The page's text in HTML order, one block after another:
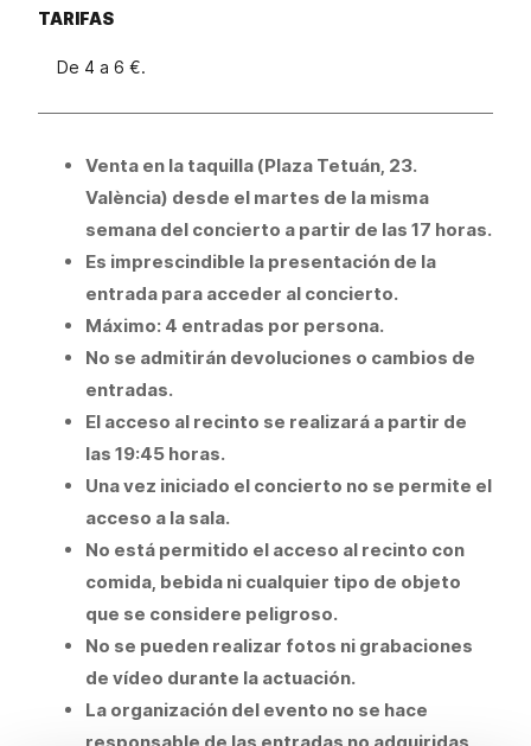
TARIFAS
De 4 a 6 €.
Venta en la taquilla (Plaza Tetuán, 23.
València) desde el martes de la misma
semana del concierto a partir de las 17 horas.
Es imprescindible la presentación de la
entrada para acceder al concierto.
Máximo: 4 entradas por persona.
No se admitirán devoluciones o cambios de
entradas.
El acceso al recinto se realizará a partir de
las 19:45 horas.
Una vez iniciado el concierto no se permite el
acceso a la sala.
No está permitido el acceso al recinto con
comida, bebida ni cualquier tipo de objeto
que se considere peligroso.
No se pueden realizar fotos ni grabaciones
de vídeo durante la actuación.
La organización del evento no se hace